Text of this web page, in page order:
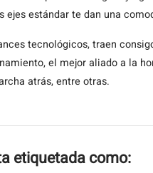
ejes estándar te dan una
tecnológicos, traen
el mejor aliado a la
atrás, entre otras.
etiquetada como: